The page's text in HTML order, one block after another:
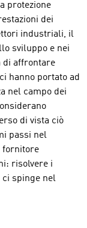
protezione
dei
industriali, il
sviluppo e nei
di affrontare
hanno portato ad
nel campo dei
di vista ciò
passi nel
fornitore
risolvere i
ci spinge nel